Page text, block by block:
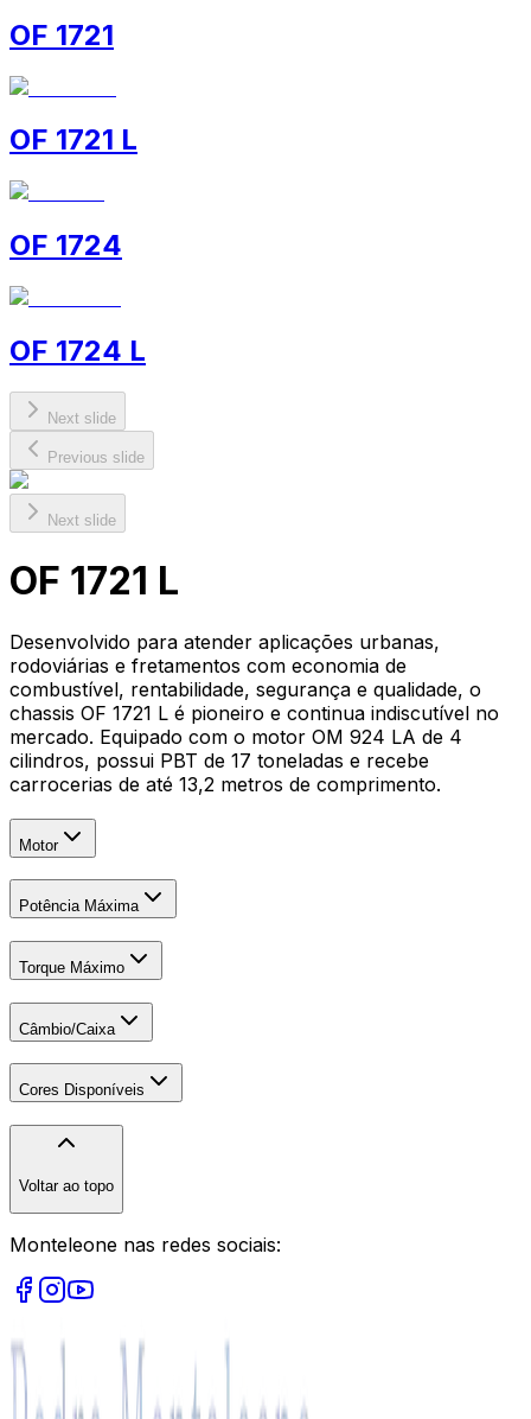
OF 1721
OF 1721 L
OF 1724
OF 1724 L
Next slide
Previous slide
Next slide
OF 1721 L
Desenvolvido para atender aplicações urbanas,
rodoviárias e fretamentos com economia de
combustível, rentabilidade, segurança e qualidade, o
chassis OF 1721 L é pioneiro e continua indiscutível no
mercado. Equipado com o motor OM 924 LA de 4
cilindros, possui PBT de 17 toneladas e recebe
carrocerias de até 13,2 metros de comprimento.
Motor
Potência Máxima
Torque Máximo
Câmbio/Caixa
Cores Disponíveis
Voltar ao topo
Monteleone nas redes sociais: